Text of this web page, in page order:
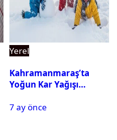
Yerel
Kahramanmaraş’ta
Yoğun Kar Yağışı
Tatil
7 ay önce